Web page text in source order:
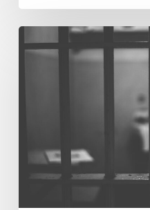
San
Vittore,
mentali